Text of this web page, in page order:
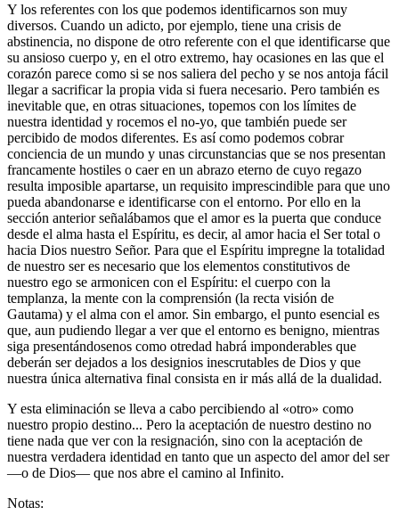
Y los referentes con los que podemos identificarnos son muy
diversos. Cuando un adicto, por ejemplo, tiene una crisis de
abstinencia, no dispone de otro referente con el que identificarse que
su ansioso cuerpo y, en el otro extremo, hay ocasiones en las que el
corazón parece como si se nos saliera del pecho y se nos antoja fácil
llegar a sacrificar la propia vida si fuera necesario. Pero también es
inevitable que, en otras situaciones, topemos con los límites de
nuestra identidad y rocemos el no-yo, que también puede ser
percibido de modos diferentes. Es así como podemos cobrar
conciencia de un mundo y unas circunstancias que se nos presentan
francamente hostiles o caer en un abrazo eterno de cuyo regazo
resulta imposible apartarse, un requisito imprescindible para que uno
pueda abandonarse e identificarse con el entorno. Por ello en la
sección anterior señalábamos que el amor es la puerta que conduce
desde el alma hasta el Espíritu, es decir, al amor hacia el Ser total o
hacia Dios nuestro Señor. Para que el Espíritu impregne la totalidad
de nuestro ser es necesario que los elementos constitutivos de
nuestro ego se armonicen con el Espíritu: el cuerpo con la
templanza, la mente con la comprensión (la recta visión de
Gautama) y el alma con el amor. Sin embargo, el punto esencial es
que, aun pudiendo llegar a ver que el entorno es benigno, mientras
siga presentándosenos como otredad habrá imponderables que
deberán ser dejados a los designios inescrutables de Dios y que
nuestra única alternativa final consista en ir más allá de la dualidad.
Y esta eliminación se lleva a cabo percibiendo al «otro» como
nuestro propio destino... Pero la aceptación de nuestro destino no
tiene nada que ver con la resignación, sino con la aceptación de
nuestra verdadera identidad en tanto que un aspecto del amor del ser
—o de Dios— que nos abre el camino al Infinito.
Notas: